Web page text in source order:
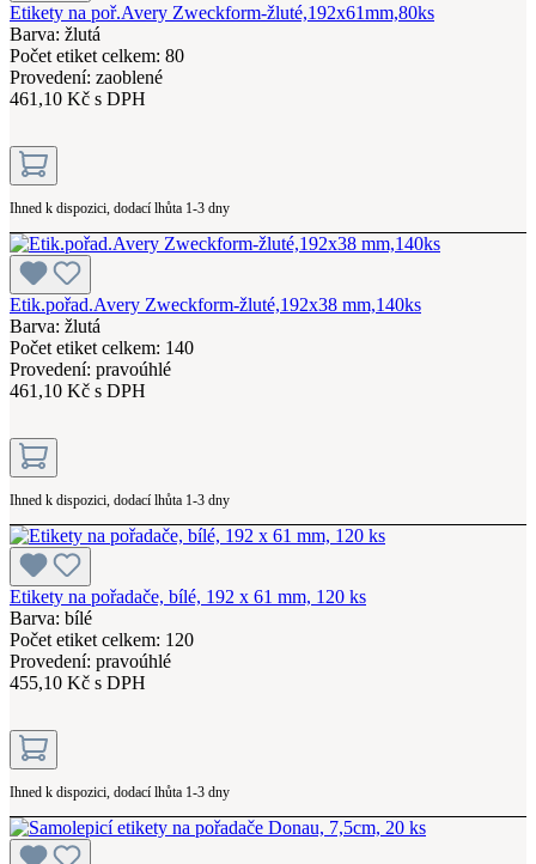
Etikety na poř.Avery Zweckform-žluté,192x61mm,80ks
Barva: žlutá
Počet etiket celkem: 80
Provedení: zaoblené
461,10 Kč s DPH
Ihned k dispozici, dodací lhůta 1-3 dny
Etik.pořad.Avery Zweckform-žluté,192x38 mm,140ks
Barva: žlutá
Počet etiket celkem: 140
Provedení: pravoúhlé
461,10 Kč s DPH
Ihned k dispozici, dodací lhůta 1-3 dny
Etikety na pořadače, bílé, 192 x 61 mm, 120 ks
Barva: bílé
Počet etiket celkem: 120
Provedení: pravoúhlé
455,10 Kč s DPH
Ihned k dispozici, dodací lhůta 1-3 dny